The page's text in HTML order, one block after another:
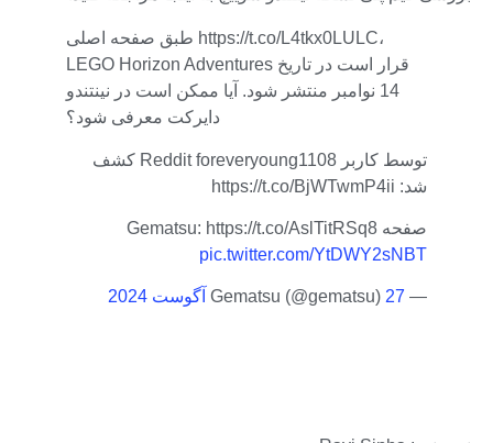
طبق صفحه اصلی https://t.co/L4tkx0LULC،
LEGO Horizon Adventures قرار است در تاریخ
14 نوامبر منتشر شود. آیا ممکن است در نینتندو
دایرکت معرفی شود؟
توسط کاربر Reddit foreveryoung1108 کشف
شد: https://t.co/BjWTwmP4ii
صفحه Gematsu: https://t.co/AslTitRSq8
pic.twitter.com/YtDWY2sNBT
— Gematsu (@gematsu) 27 آگوست 2024